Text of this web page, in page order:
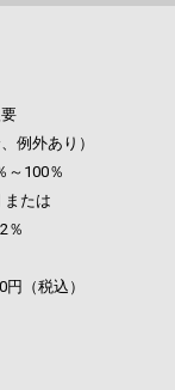
外あり）
100％
たは
（税込）